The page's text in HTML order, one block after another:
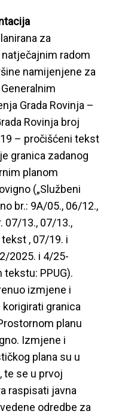
za
radom
namijenjene za
Grada Rovinja –
Rovinja broj
– pročišćeni tekst
granica zadanog
planom
(„Službeni
br.: 9A/05., 06/12.,
07/13., 07/13.,
, 07/19. i
2025. i 4/25-
PPUG).
izmjene i
korigirati granica
planu
Izmjene i
plana su u
te se u prvoj
raspisati javna
odredbe za